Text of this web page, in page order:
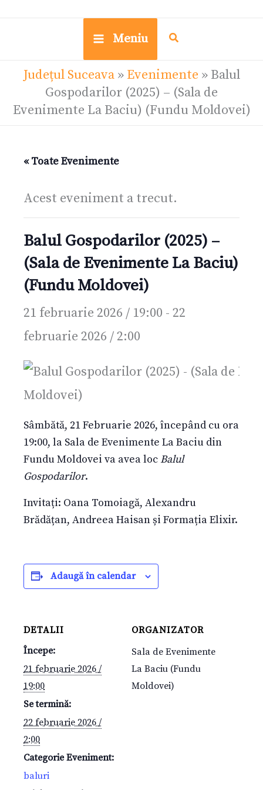
Meniu
Județul Suceava» Evenimente » Balul
Gospodarilor (2025) – (Sala de
Evenimente La Baciu) (Fundu Moldovei)
« Toate Evenimente
Acest eveniment a trecut.
Balul Gospodarilor (2025) –
(Sala de Evenimente La Baciu)
(Fundu Moldovei)
21 februarie 2026 / 19:00 - 22
februarie 2026 / 2:00
Sâmbătă, 21 Februarie 2026, începând cu ora
19:00, la Sala de Evenimente La Baciu din
Fundu Moldovei va avea loc Balul
Gospodarilor.
Invitați: Oana Tomoiagă, Alexandru
Brădățan, Andreea Haisan și Formația Elixir.
Adaugă în calendar
DETALII
Începe:
21 februarie 2026 /
19:00
Se termină:
22 februarie 2026 /
2:00
Categorie Eveniment:
baluri
ORGANIZATOR
Sala de Evenimente
La Baciu (Fundu
Moldovei)